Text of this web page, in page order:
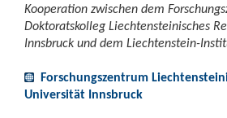
Kooperation zwischen dem
Doktoratskolleg Liechtensteinisches
Innsbruck und dem Liechtenstein-
Forschungszentrum
Universität Innsbruck